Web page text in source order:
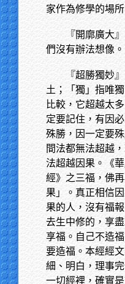
家作為修學的場所
『開廓廣大
們沒有辦法想像。
『超勝獨妙
土；「獨」指唯
比較，它超越太
定要記住，有因
殊勝，因一定要
間法都無法超越
法超越因果。《
經》之三福，佛
果」。真正相信
果的人，沒有福
去生中修的，享
享福。自己不造
要造福。本經經
細、明白，理事
一切經裡，確實是